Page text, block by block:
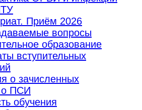
Приём 2026
вопросы
образование
вступительных
о зачисленных
о ПСИ
обучения